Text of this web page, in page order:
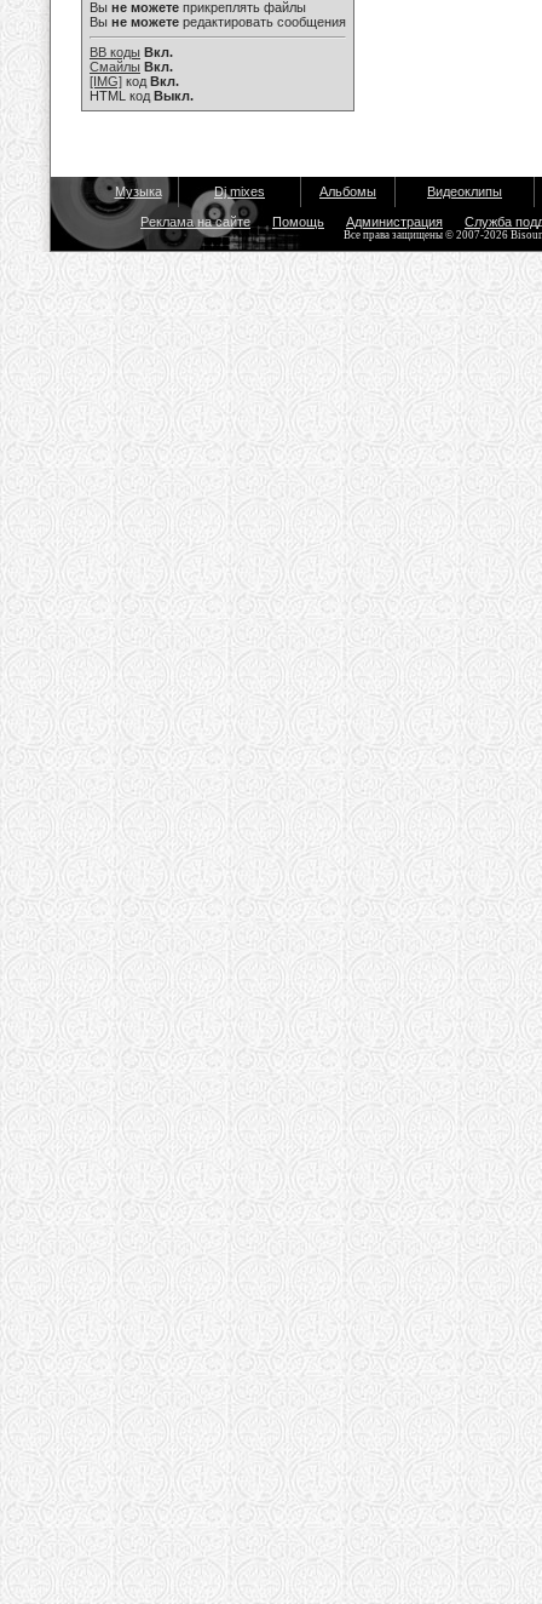
Вы не можете прикреплять файлы
Вы не можете редактировать сообщения
BB коды Вкл.
Смайлы Вкл.
[IMG] код Вкл.
HTML код Выкл.
Музыка Dj mixes Альбомы Видеоклипы
Реклама на сайте Помощь Администрация Служба
Все права защищены © 2007-2026